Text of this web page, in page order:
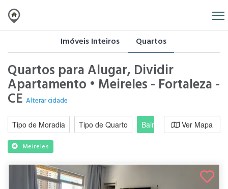
Imóveis Inteiros Quartos
Quartos para Alugar, Dividir
Apartamento • Meireles - Fortaleza -
CE Alterar cidade
Tipo de Moradia Tipo de Quarto Bairro / RegiãoVer Mapa
Meireles